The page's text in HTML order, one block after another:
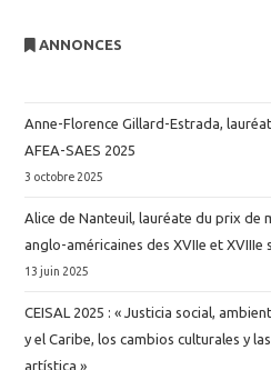
ANNONCES
Anne-Florence Gillard-Estrada,
AFEA-SAES 2025
3 octobre 2025
Alice de Nanteuil, lauréate du prix de
anglo-américaines des XVIIe et XVIIIe
13 juin 2025
CEISAL 2025 : « Justicia social,
y el Caribe, los cambios culturales y
artística »